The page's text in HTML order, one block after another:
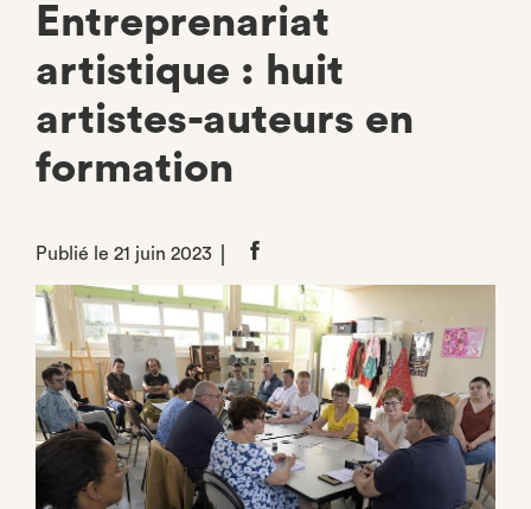
Entreprenariat
artistique : huit
artistes-auteurs en
formation
Publié le 21 juin 2023
Partager
Facebook